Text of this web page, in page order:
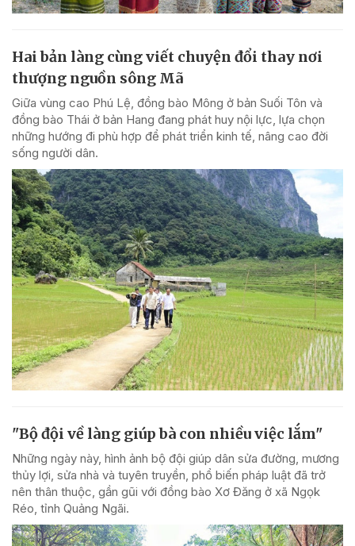
Hai bản làng cùng viết chuyện đổi thay nơi
thượng nguồn sông Mã
Giữa vùng cao Phú Lệ, đồng bào Mông ở bản Suối Tôn và
đồng bào Thái ở bản Hang đang phát huy nội lực, lựa chọn
những hướng đi phù hợp để phát triển kinh tế, nâng cao đời
sống người dân.
"Bộ đội về làng giúp bà con nhiều việc lắm"
Những ngày này, hình ảnh bộ đội giúp dân sửa đường, mương
thủy lợi, sửa nhà và tuyên truyền, phổ biến pháp luật đã trở
nên thân thuộc, gần gũi với đồng bào Xơ Đăng ở xã Ngọk
Réo, tỉnh Quảng Ngãi.